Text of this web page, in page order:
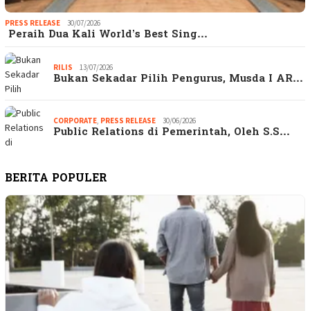
PRESS RELEASE 30/07/2026
Peraih Dua Kali World’s Best Sing…
RILIS 13/07/2026
Bukan Sekadar Pilih Pengurus, Musda I AR…
CORPORATE, PRESS RELEASE 30/06/2026
Public Relations di Pemerintah, Oleh S.S…
BERITA POPULER